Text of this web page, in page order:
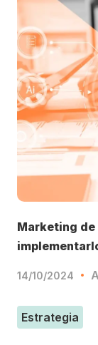
Marketing de
14/10/2024
Estrategia